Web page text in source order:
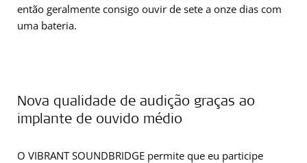
então geralmente consigo ouvir de sete a onze dias com
uma bateria.
Nova qualidade de audição graças ao
implante de ouvido médio
O VIBRANT SOUNDBRIDGE permite que eu participe